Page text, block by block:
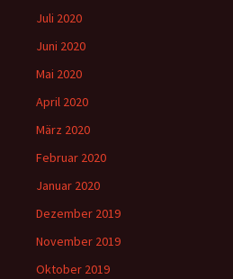
Juli 2020
Juni 2020
Mai 2020
April 2020
März 2020
Februar 2020
Januar 2020
Dezember 2019
November 2019
Oktober 2019